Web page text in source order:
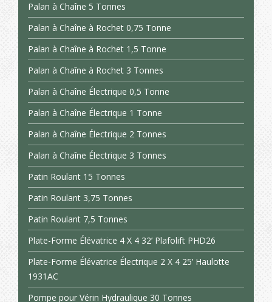
Palan à Chaîne 5 Tonnes
Palan à Chaîne à Rochet 0,75 Tonne
Palan à Chaîne à Rochet 1,5 Tonne
Palan à Chaîne à Rochet 3 Tonnes
Palan à Chaîne Électrique 0,5 Tonne
Palan à Chaîne Électrique 1 Tonne
Palan à Chaîne Électrique 2 Tonnes
Palan à Chaîne Électrique 3 Tonnes
Patin Roulant 15 Tonnes
Patin Roulant 3,75 Tonnes
Patin Roulant 7,5 Tonnes
Plate-Forme Élévatrice 4 X 4 32’ Plafolift PHD26
Plate-Forme Élévatrice Électrique 2 X 4 25’ Haulotte
1931AC
Pompe pour Vérin Hydraulique 30 Tonnes